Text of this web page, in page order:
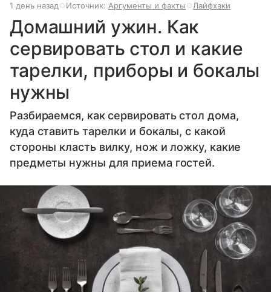
1 день назад Источник: Аргументы и факты Лайфхаки
Домашний ужин. Как
сервировать стол и какие
тарелки, приборы и бокалы
нужны
Разбираемся, как сервировать стол дома,
куда ставить тарелки и бокалы, с какой
стороны класть вилку, нож и ложку, какие
предметы нужны для приема гостей.